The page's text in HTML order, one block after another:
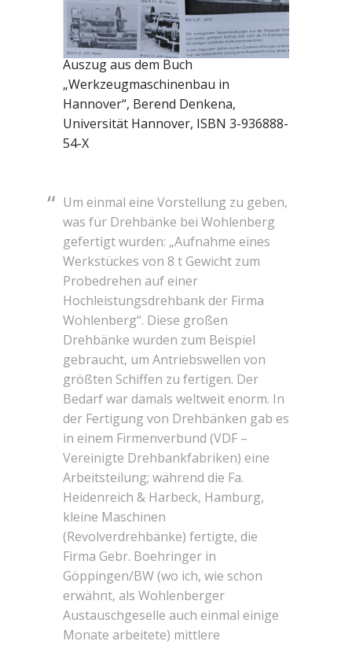
Auszug aus dem Buch
„Werkzeugmaschinenbau in
Hannover“, Berend Denkena,
Universität Hannover, ISBN 3-936888-
54-X
Um einmal eine Vorstellung zu geben,
was für Drehbänke bei Wohlenberg
gefertigt wurden: „Aufnahme eines
Werkstückes von 8 t Gewicht zum
Probedrehen auf einer
Hochleistungsdrehbank der Firma
Wohlenberg“. Diese großen
Drehbänke wurden zum Beispiel
gebraucht, um Antriebswellen von
größten Schiffen zu fertigen. Der
Bedarf war damals weltweit enorm. In
der Fertigung von Drehbänken gab es
in einem Firmenverbund (VDF –
Vereinigte Drehbankfabriken) eine
Arbeitsteilung; während die Fa.
Heidenreich & Harbeck, Hamburg,
kleine Maschinen
(Revolverdrehbänke) fertigte, die
Firma Gebr. Boehringer in
Göppingen/BW (wo ich, wie schon
erwähnt, als Wohlenberger
Austauschgeselle auch einmal einige
Monate arbeitete) mittlere